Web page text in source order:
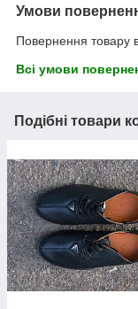
Умови
Повернення товару
Всі умови
Подібні товари